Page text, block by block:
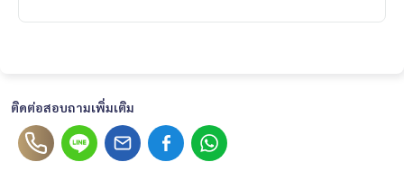
ติดต่อสอบถามเพิ่มเติม